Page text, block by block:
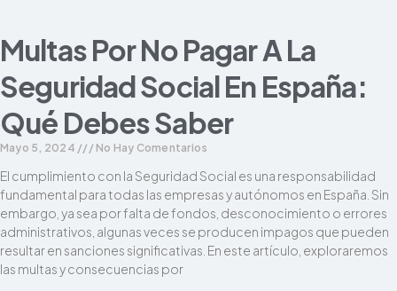
Multas Por No Pagar A La
Seguridad Social En España:
Qué Debes Saber
Mayo 5, 2024 No Hay Comentarios
El cumplimiento con la Seguridad Social es una responsabilidad
fundamental para todas las empresas y autónomos en España. Sin
embargo, ya sea por falta de fondos, desconocimiento o errores
administrativos, algunas veces se producen impagos que pueden
resultar en sanciones significativas. En este artículo, exploraremos
las multas y consecuencias por